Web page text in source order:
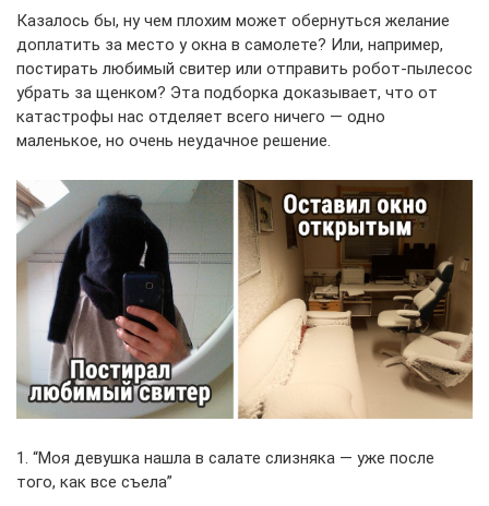
Казалось бы, ну чем плохим может обернуться желание
доплатить за место у окна в самолете? Или, например,
постирать любимый свитер или отправить робот-пылесос
убрать за щенком? Эта подборка доказывает, что от
катастрофы нас отделяет всего ничего — одно
маленькое, но очень неудачное решение.
1. “Моя девушка нашла в салате слизняка — уже после
того, как все съела”